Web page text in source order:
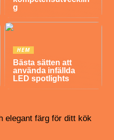
g
HEM
Bästa sätten att
använda infällda
LED spotlights
elegant färg för ditt kök